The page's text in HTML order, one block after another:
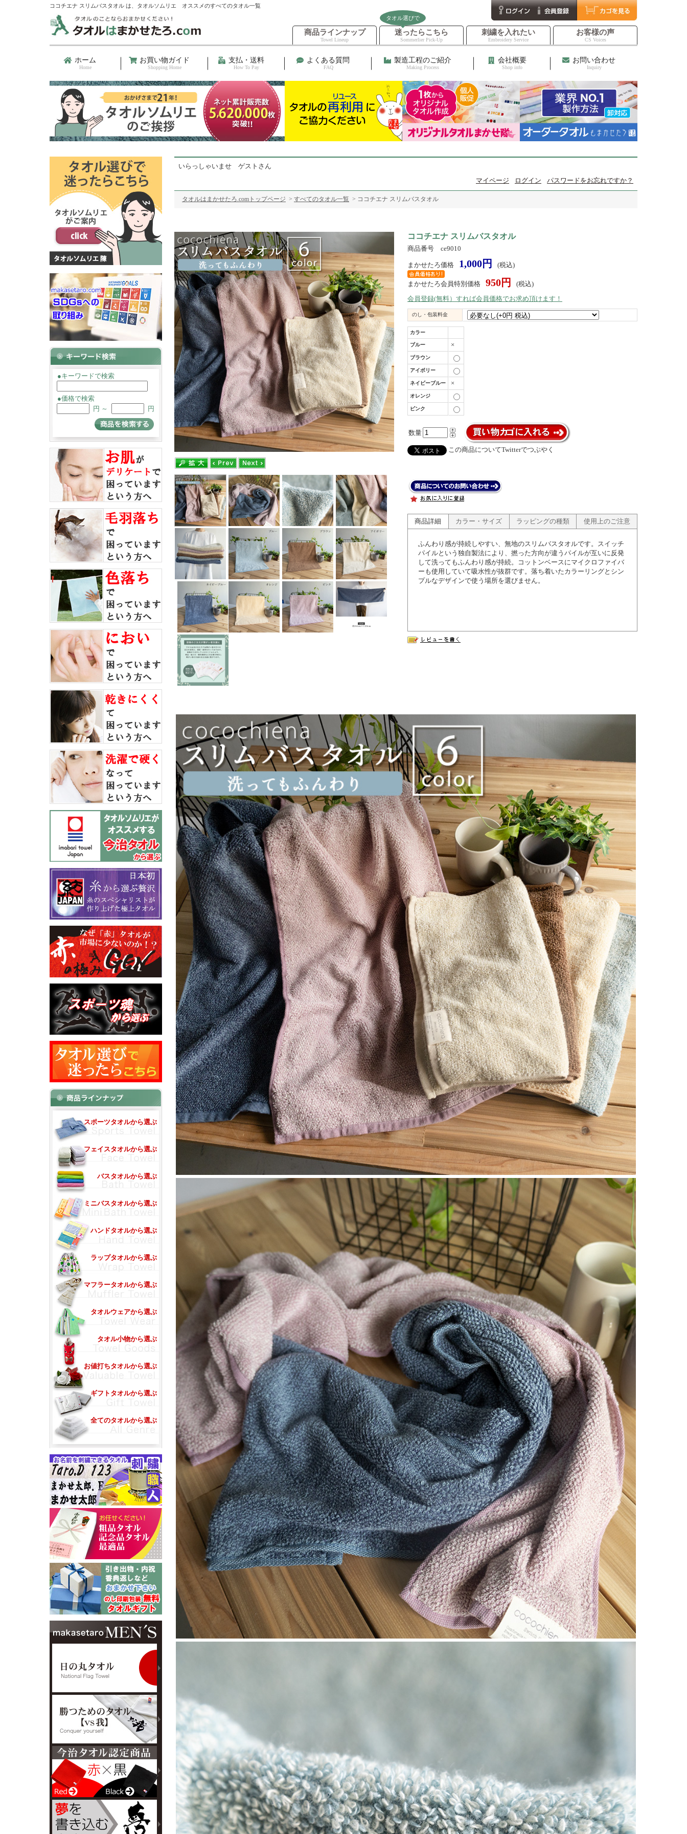
ココチエナ スリムバスタオル は、タオルソムリエ オススメのすべてのタオル一覧
商品ラインナップ
Towel Lineup
迷ったらこちら
Sommerlier Pick-Up
タオル選びで
刺繍を入れたい
Embroidery Service
お客様の声
CS Voices
ホーム
Home
お買い物ガイド
Shopping Home
支払・送料
How To Pay
よくある質問
FAQ
製造工程のご紹介
Making Process
会社概要
Shop info
お問い合わせ
Inquiry
●キーワードで検索
●価格で検索
円 ～
円
スポーツタオルから選ぶ
フェイスタオルから選ぶ
バスタオルから選ぶ
ミニバスタオルから選ぶ
ハンドタオルから選ぶ
ラップタオルから選ぶ
マフラータオルから選ぶ
タオルウェアから選ぶ
タオル小物から選ぶ
お値打ちタオルから選ぶ
ギフトタオルから選ぶ
全てのタオルから選ぶ
いらっしゃいませ ゲストさん
マイページ
ログイン パスワードをお忘れですか？
タオルはまかせたろ.comトップページ > すべてのタオル一覧 > ココチエナ スリムバスタオル
ココチエナ スリムバスタオル
商品番号 ce9010
まかせたろ価格 1,000円 (税込)
まかせたろ会員特別価格 950円
(税込)
会員登録(無料）すれば会員価格でお求め頂けます！
のし・包装料金
カラー
ブルー ×
ブラウン
アイボリー
ネイビーブルー ×
オレンジ
ピンク
数量
この商品についてTwitterでつぶやく
商品詳細 カラー・サイズ ラッピングの種類 使用上のご注意
ふんわり感が持続しやすい、無地のスリムバスタオルです。スイッチ
パイルという独自製法により、撚った方向が違うパイルが互いに反発
して洗ってもふんわり感が持続。コットンベースにマイクロファイバ
ーも使用していて吸水性が抜群です。落ち着いたカラーリングとシン
プルなデザインで使う場所を選びません。